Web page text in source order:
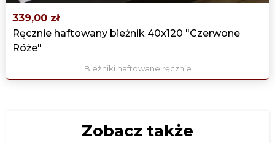
339,00 zł
Ręcznie haftowany bieżnik 40x120 "Czerwone
Róże"
Bieżniki haftowane ręcznie
Zobacz także